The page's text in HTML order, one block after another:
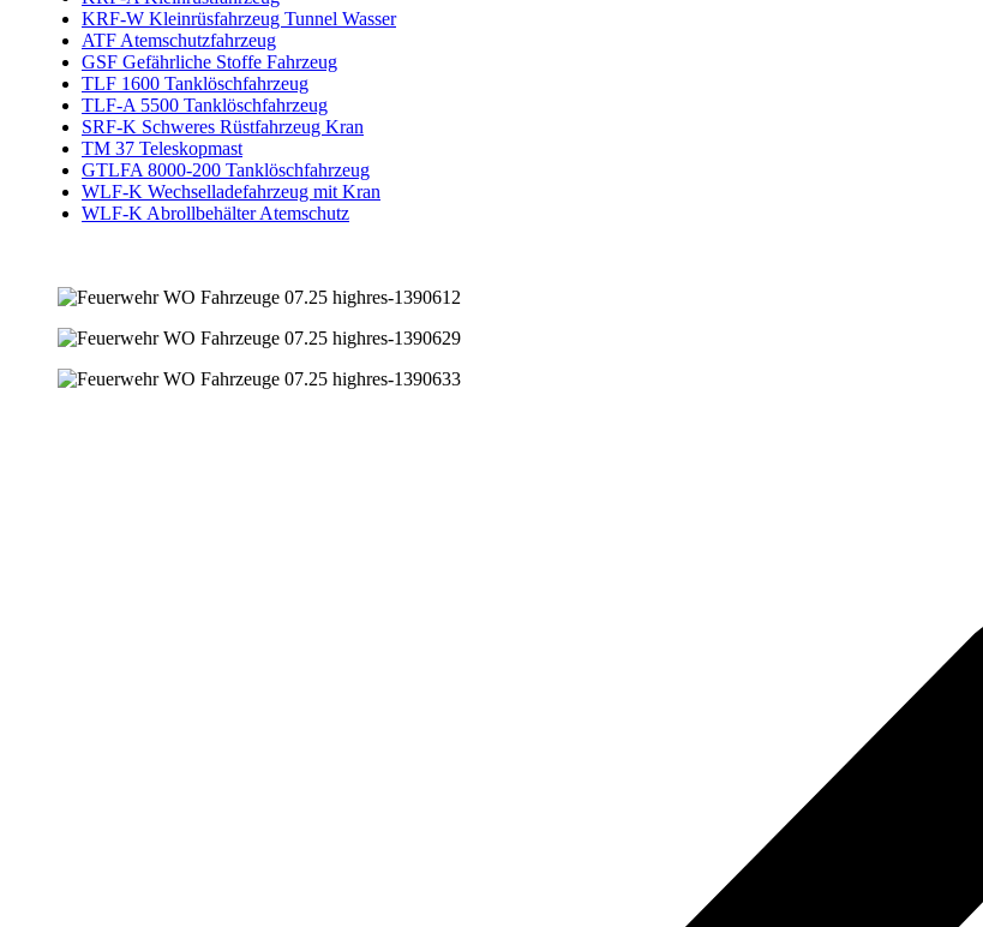
KRF-W Kleinrüsfahrzeug Tunnel Wasser
ATF Atemschutzfahrzeug
GSF Gefährliche Stoffe Fahrzeug
TLF 1600 Tanklöschfahrzeug
TLF-A 5500 Tanklöschfahrzeug
SRF-K Schweres Rüstfahrzeug Kran
TM 37 Teleskopmast
GTLFA 8000-200 Tanklöschfahrzeug
WLF-K Wechselladefahrzeug mit Kran
WLF-K Abrollbehälter Atemschutz